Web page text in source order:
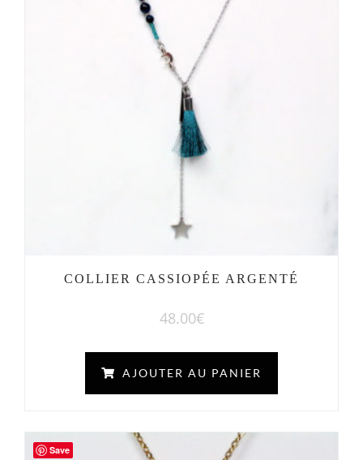
COLLIER CASSIOPÉE ARGENTÉ
48.00€
AJOUTER AU PANIER
Save